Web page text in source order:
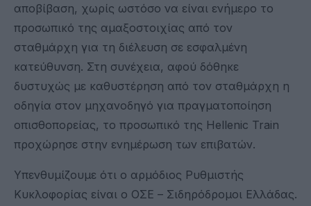
αποβίβαση, χωρίς ωστόσο να είναι ενήμερο το
προσωπικό της αμαξοστοιχίας από τον
σταθμάρχη για τη διέλευση σε εσφαλμένη
κατεύθυνση. Στη συνέχεια, αφού δόθηκε
δυστυχώς με καθυστέρηση από τον σταθμάρχη η
οδηγία στον μηχανοδηγό για πραγματοποίηση
οπισθοπορείας, το προσωπικό της Hellenic Train
προχώρησε στην ενημέρωση των επιβατών.
Υπενθυμίζουμε ότι ο αρμόδιος Ρυθμιστής
Κυκλοφορίας είναι ο ΟΣΕ – Σιδηρόδρομοι Ελλάδας.